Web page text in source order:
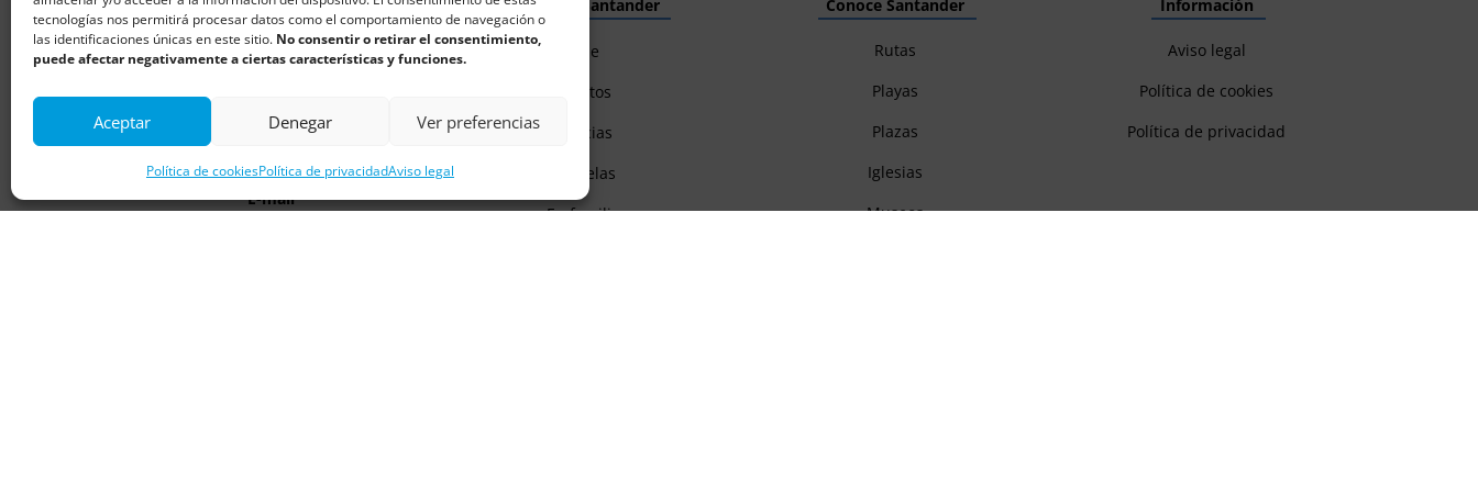
tecnologías nos permitirá procesar datos como el comportamiento de navegación o
las identificaciones únicas en este sitio. No consentir o retirar el consentimiento,
puede afectar negativamente a ciertas características y funciones.
Aceptar Denegar Ver preferencias
Política de cookiesPolítica de privacidadAviso legal
E-mail
Descubre Santander
Cine
Eventos
Noticias
Esquelas
En familia
Conoce Santander
Rutas
Playas
Plazas
Iglesias
Museos
Información
Aviso legal
Política de cookies
Política de privacidad